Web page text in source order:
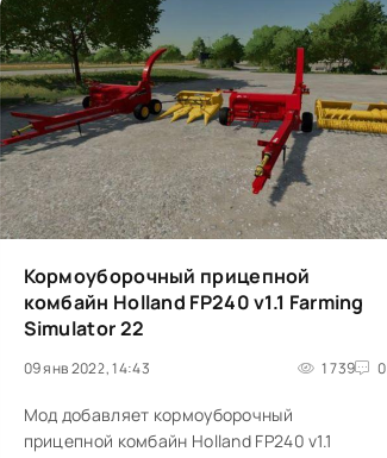
Кормоуборочный прицепной
комбайн Holland FP240 v1.1 Farming
Simulator 22
09 янв 2022, 14:43 1 739 0
Мод добавляет кормоуборочный
прицепной комбайн Holland FP240 v1.1